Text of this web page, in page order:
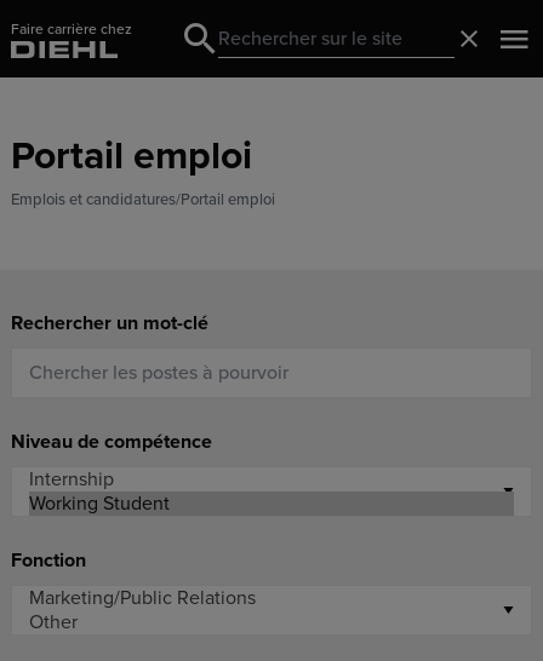
Faire carrière chez
Search
Search
Portail emploi
Emplois et candidatures Portail emploi
Rechercher un mot-clé
Niveau de compétence
Fonction